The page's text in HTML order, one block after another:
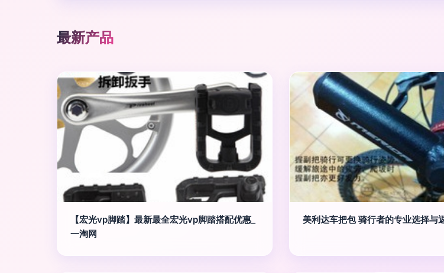
最新产品
【宏光vp脚踏】最新最全宏光vp脚踏搭配优惠_
一淘网
美利达车把包 骑行者的专业选择与